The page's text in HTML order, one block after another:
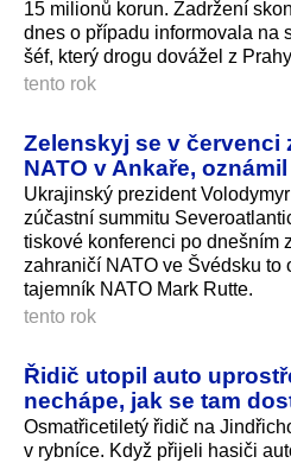
15 milionů korun. Zadržení
dnes o případu informovala na
šéf, který drogu dovážel z
tento rok
Zelenskyj se v červenci
NATO v Ankaře,
Ukrajinský prezident
zúčastní summitu
tiskové konferenci po dnešním
zahraničí NATO ve Švédsku to
tajemník NATO Mark Rutte.
tento rok
Řidič utopil auto
nechápe, jak se tam
Osmatřicetiletý řidič na
v rybníce. Když přijeli hasiči